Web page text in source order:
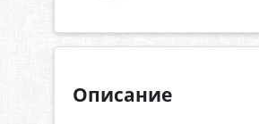
Описание